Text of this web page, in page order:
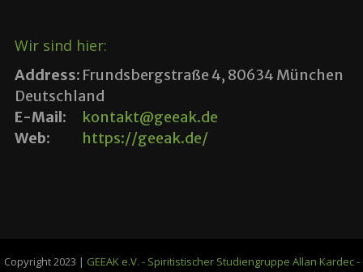
Wir sind hier:
Address:Frundsbergstraße 4, 80634 München
Deutschland
E-Mail:
kontakt@geeak.de
Web:
https://geeak.de/
Copyright 2023 | GEEAK e.V. - Spiritistischer Studiengruppe Allan Kardec -